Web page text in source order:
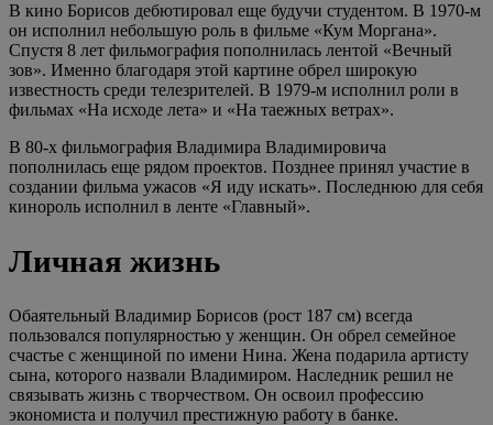
В кино Борисов дебютировал еще будучи студентом. В 1970-м
он исполнил небольшую роль в фильме «Кум Моргана».
Спустя 8 лет фильмография пополнилась лентой «Вечный
зов». Именно благодаря этой картине обрел широкую
известность среди телезрителей. В 1979-м исполнил роли в
фильмах «На исходе лета» и «На таежных ветрах».
В 80-х фильмография Владимира Владимировича
пополнилась еще рядом проектов. Позднее принял участие в
создании фильма ужасов «Я иду искать». Последнюю для себя
кинороль исполнил в ленте «Главный».
Личная жизнь
Обаятельный Владимир Борисов (рост 187 см) всегда
пользовался популярностью у женщин. Он обрел семейное
счастье с женщиной по имени Нина. Жена подарила артисту
сына, которого назвали Владимиром. Наследник решил не
связывать жизнь с творчеством. Он освоил профессию
экономиста и получил престижную работу в банке.